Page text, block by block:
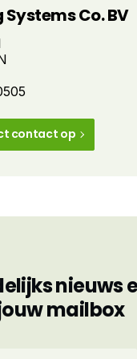
Co. BV
contact op
nieuws
mailbox